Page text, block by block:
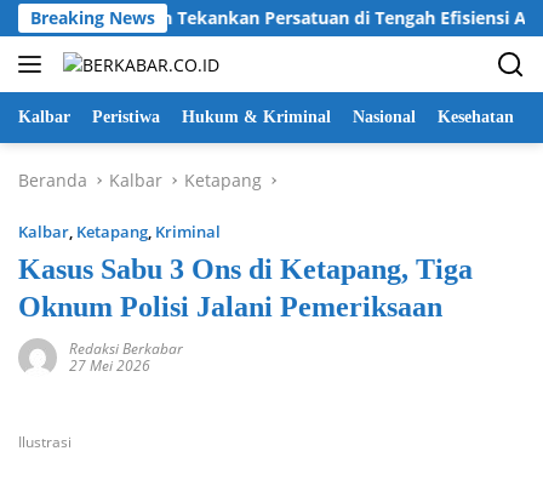
Langsung
ke
konten
Breaking News
Karolin Tekankan Persatuan di Tengah Efisiensi
Kalbar Peristiwa Hukum & Kriminal Nasional Kesehatan
Beranda Kalbar Ketapang
Kalbar, Ketapang, Kriminal
Kasus Sabu 3 Ons di Ketapang, Tiga
Oknum Polisi Jalani Pemeriksaan
Redaksi Berkabar
27 Mei 2026
Ilustrasi